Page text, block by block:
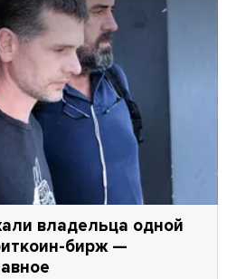
владельца одной
бирж —